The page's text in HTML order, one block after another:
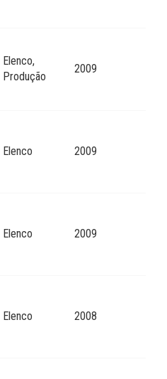
Elenco,
Produção
2009
Elenco 2009
Elenco 2009
Elenco 2008